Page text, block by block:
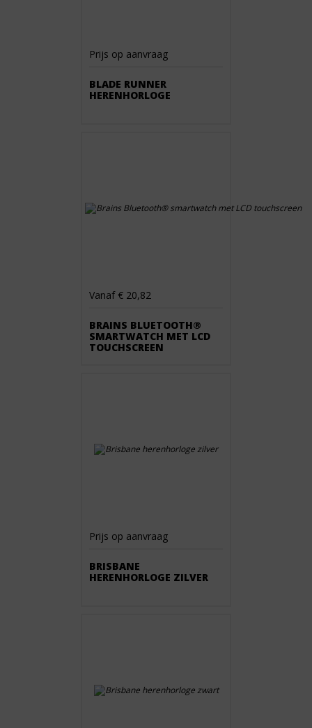
Prijs op aanvraag
BLADE RUNNER
HERENHORLOGE
Vanaf € 20,82
BRAINS BLUETOOTH®
SMARTWATCH MET LCD
TOUCHSCREEN
Prijs op aanvraag
BRISBANE
HERENHORLOGE ZILVER